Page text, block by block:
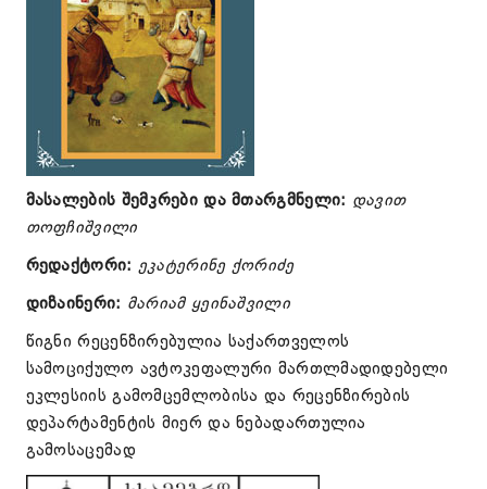
მასალების შემკრები და მთარგმნელი: დავით
თოფჩიშვილი
რედაქტორი: ეკატერინე ქორიძე
დიზაინერი: მარიამ ყეინაშვილი
წიგნი რეცენზირებულია საქართველოს
სამოციქულო ავტოკეფალური მართლმადიდებელი
ეკლესიის გამომცემლობისა და რეცენზირების
დეპარტამენტის მიერ და ნებადართულია
გამოსაცემად